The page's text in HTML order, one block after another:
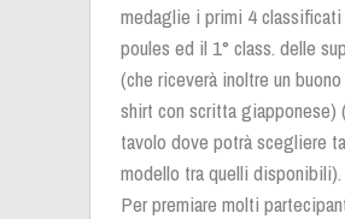
medaglie i primi 4
poules ed il 1° class. delle
(che riceverà inoltre un
shirt con scritta giapponese)
tavolo dove potrà scegliere
modello tra quelli disponibili).
Per premiare molti